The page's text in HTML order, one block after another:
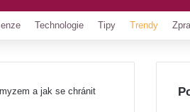
Technologie Tipy Trendy
a jak se chránit